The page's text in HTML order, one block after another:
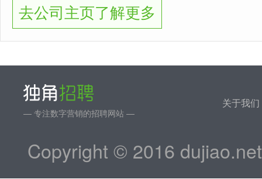
去公司主页了解更多
— 专注数字营销的招聘网站 —
关于我们
Copyright © 2016